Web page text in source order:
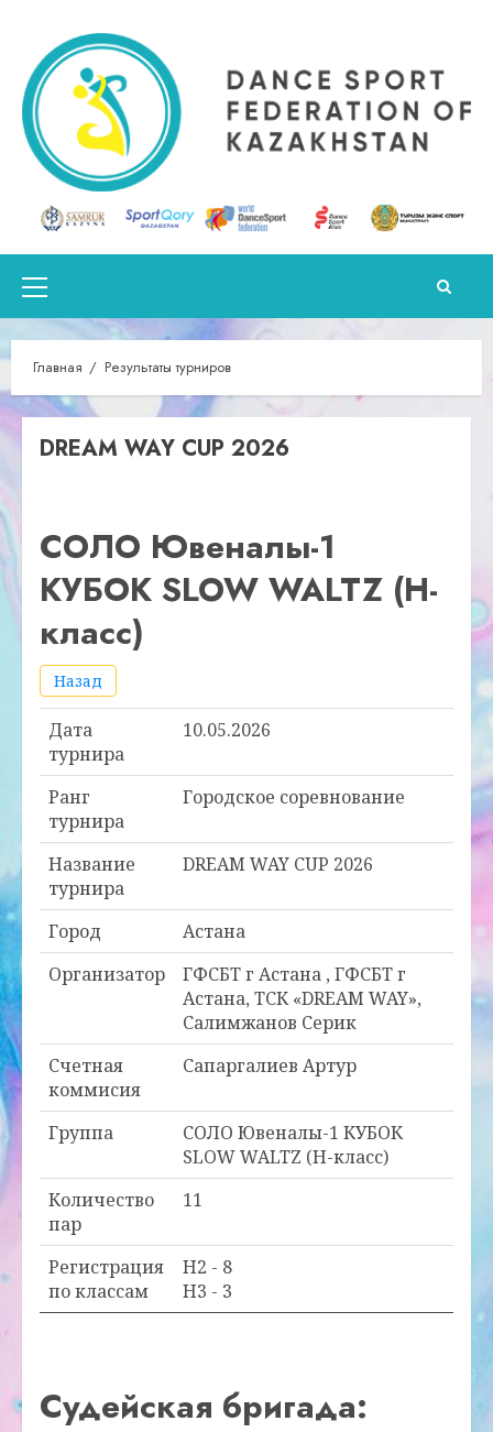
содержимому
Основное
меню
Главная Результаты турниров
DREAM WAY CUP 2026
СОЛО Ювеналы-1
КУБОК SLOW WALTZ (Н-
класс)
Назад
Дата
турнира
10.05.2026
Ранг
турнира
Городское соревнование
Название
турнира
DREAM WAY CUP 2026
Город
Астана
Организатор
ГФСБТ г Астана , ГФСБТ г
Астана, ТСК «DREAM WAY»,
Салимжанов Серик
Счетная
коммисия
Сапаргалиев Артур
Группа
СОЛО Ювеналы-1 КУБОК
SLOW WALTZ (Н-класс)
Количество
пар
11
Регистрация
по классам
H2 - 8
H3 - 3
Судейская бригада: